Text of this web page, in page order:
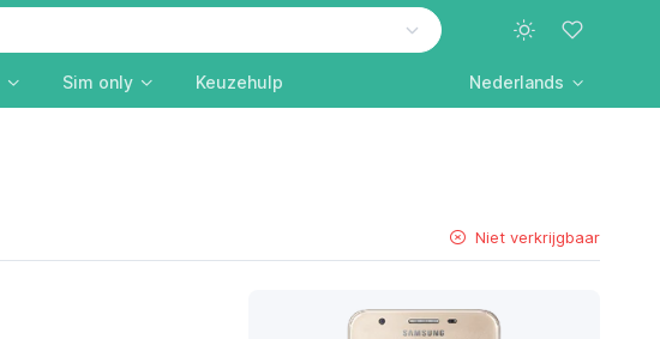
Sim only Keuzehulp Nederlands
Niet verkrijgbaar